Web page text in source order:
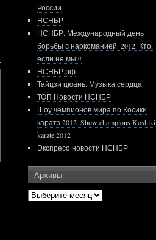
России
НСНБР
НСНБР. Международный день
борьбы с наркоманией. 2012. Кто,
если не мы?!
НСНБР.рф
Тайцзи цюань. Музыка сердца.
ТОП Новости НСНБР
Шоу чемпионов мира по Косики
каратэ 2012. Show champions Koshiki
karate 2012
Экспресс-новости НСНБР
Архивы